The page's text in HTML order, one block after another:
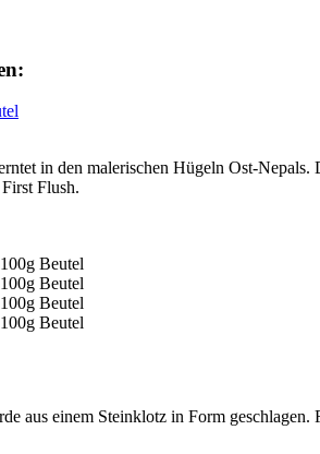
in den malerischen Hügeln Ost-Nepals.
Flush.
aus einem Steinklotz in Form